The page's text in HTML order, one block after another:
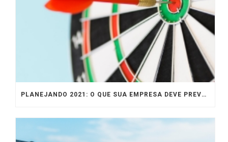
PLANEJANDO 2021: O QUE SUA EMPRESA DEVE PREVER PARA O PRÓXIMO ANO